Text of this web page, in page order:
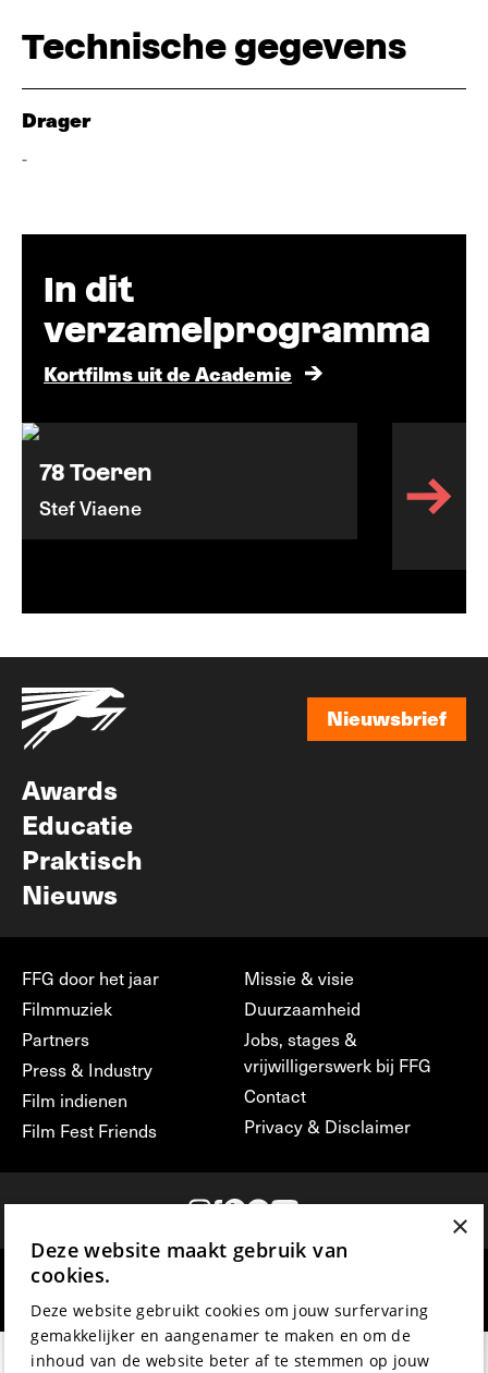
Technische gegevens
Drager
-
In dit
verzamelprogramma
Kortfilms uit de Academie
78 Toeren
Stef Viaene
Nieuwsbrief
Awards
Educatie
Praktisch
Nieuws
FFG door het jaar
Filmmuziek
Partners
Press & Industry
Film indienen
Film Fest Friends
Missie & visie
Duurzaamheid
Jobs, stages &
vrijwilligerswerk bij FFG
Contact
Privacy & Disclaimer
hosted by
×
Deze website maakt gebruik van
cookies.
Deze website gebruikt cookies om jouw surfervaring
gemakkelijker en aangenamer te maken en om de
inhoud van de website beter af te stemmen op jouw